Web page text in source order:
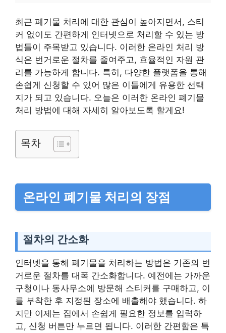
최근 폐기물 처리에 대한 관심이 높아지면서, 스티
커 없이도 간편하게 인터넷으로 처리할 수 있는 방
법들이 주목받고 있습니다. 이러한 온라인 처리 방
식은 번거로운 절차를 줄여주고, 효율적인 자원 관
리를 가능하게 합니다. 특히, 다양한 플랫폼을 통해
손쉽게 신청할 수 있어 많은 이들에게 유용한 선택
지가 되고 있습니다. 오늘은 이러한 온라인 폐기물
처리 방법에 대해 자세히 알아보도록 할게요!
목차
온라인 폐기물 처리의 장점
절차의 간소화
인터넷을 통해 폐기물을 처리하는 방법은 기존의 번
거로운 절차를 대폭 간소화합니다. 예전에는 가까운
구청이나 동사무소에 방문해 스티커를 구매하고, 이
를 부착한 후 지정된 장소에 배출해야 했습니다. 하
지만 이제는 집에서 손쉽게 필요한 정보를 입력하
고, 신청 버튼만 누르면 됩니다. 이러한 간편함은 특